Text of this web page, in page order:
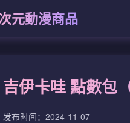
元動漫商品
吉伊卡哇 點數包
发布时间：2024-11-07